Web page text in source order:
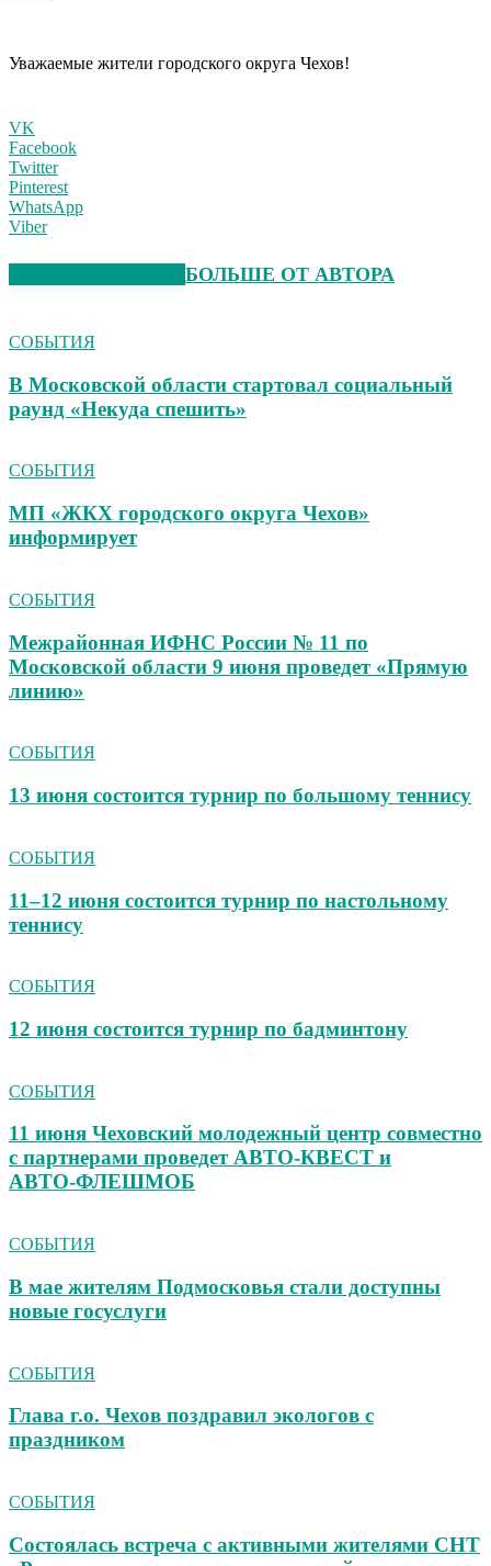
Уважаемые жители городского округа Чехов!
VK
Facebook
Twitter
Pinterest
WhatsApp
Viber
БОЛЬШЕ ОТ АВТОРА
СОБЫТИЯ
В Московской области стартовал социальный
раунд «Некуда спешить»
СОБЫТИЯ
МП «ЖКХ городского округа Чехов»
информирует
СОБЫТИЯ
Межрайонная ИФНС России № 11 по
Московской области 9 июня проведет «Прямую
линию»
СОБЫТИЯ
13 июня состоится турнир по большому теннису
СОБЫТИЯ
11–12 июня состоится турнир по настольному
теннису
СОБЫТИЯ
12 июня состоится турнир по бадминтону
СОБЫТИЯ
11 июня Чеховский молодежный центр совместно
с партнерами проведет АВТО‑КВЕСТ и
АВТО‑ФЛЕШМОБ
СОБЫТИЯ
В мае жителям Подмосковья стали доступны
новые госуслуги
СОБЫТИЯ
Глава г.о. Чехов поздравил экологов с
праздником
СОБЫТИЯ
Состоялась встреча с активными жителями СНТ